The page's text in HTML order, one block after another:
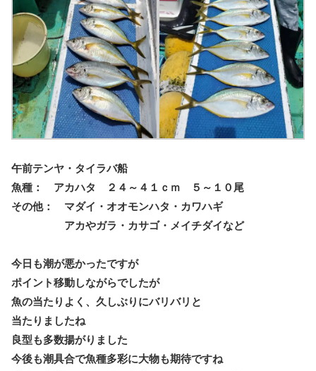
午前テンヤ・タイラバ船
魚種： アカハタ ２４～４１ｃｍ ５～１０尾
その他： マダイ・オオモンハタ・カワハギ
アカやガラ・カサゴ・メイチダイなど
今日も潮が悪かったですが
ポイント移動しながらでしたが
魚の当たりよく、久しぶりにバリバリと
当たりましたね
良型も多数揚がりました
今後も潮具合で魚種多彩に大物も期待ですね